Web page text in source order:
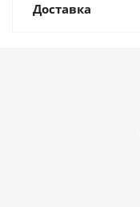
Доставка